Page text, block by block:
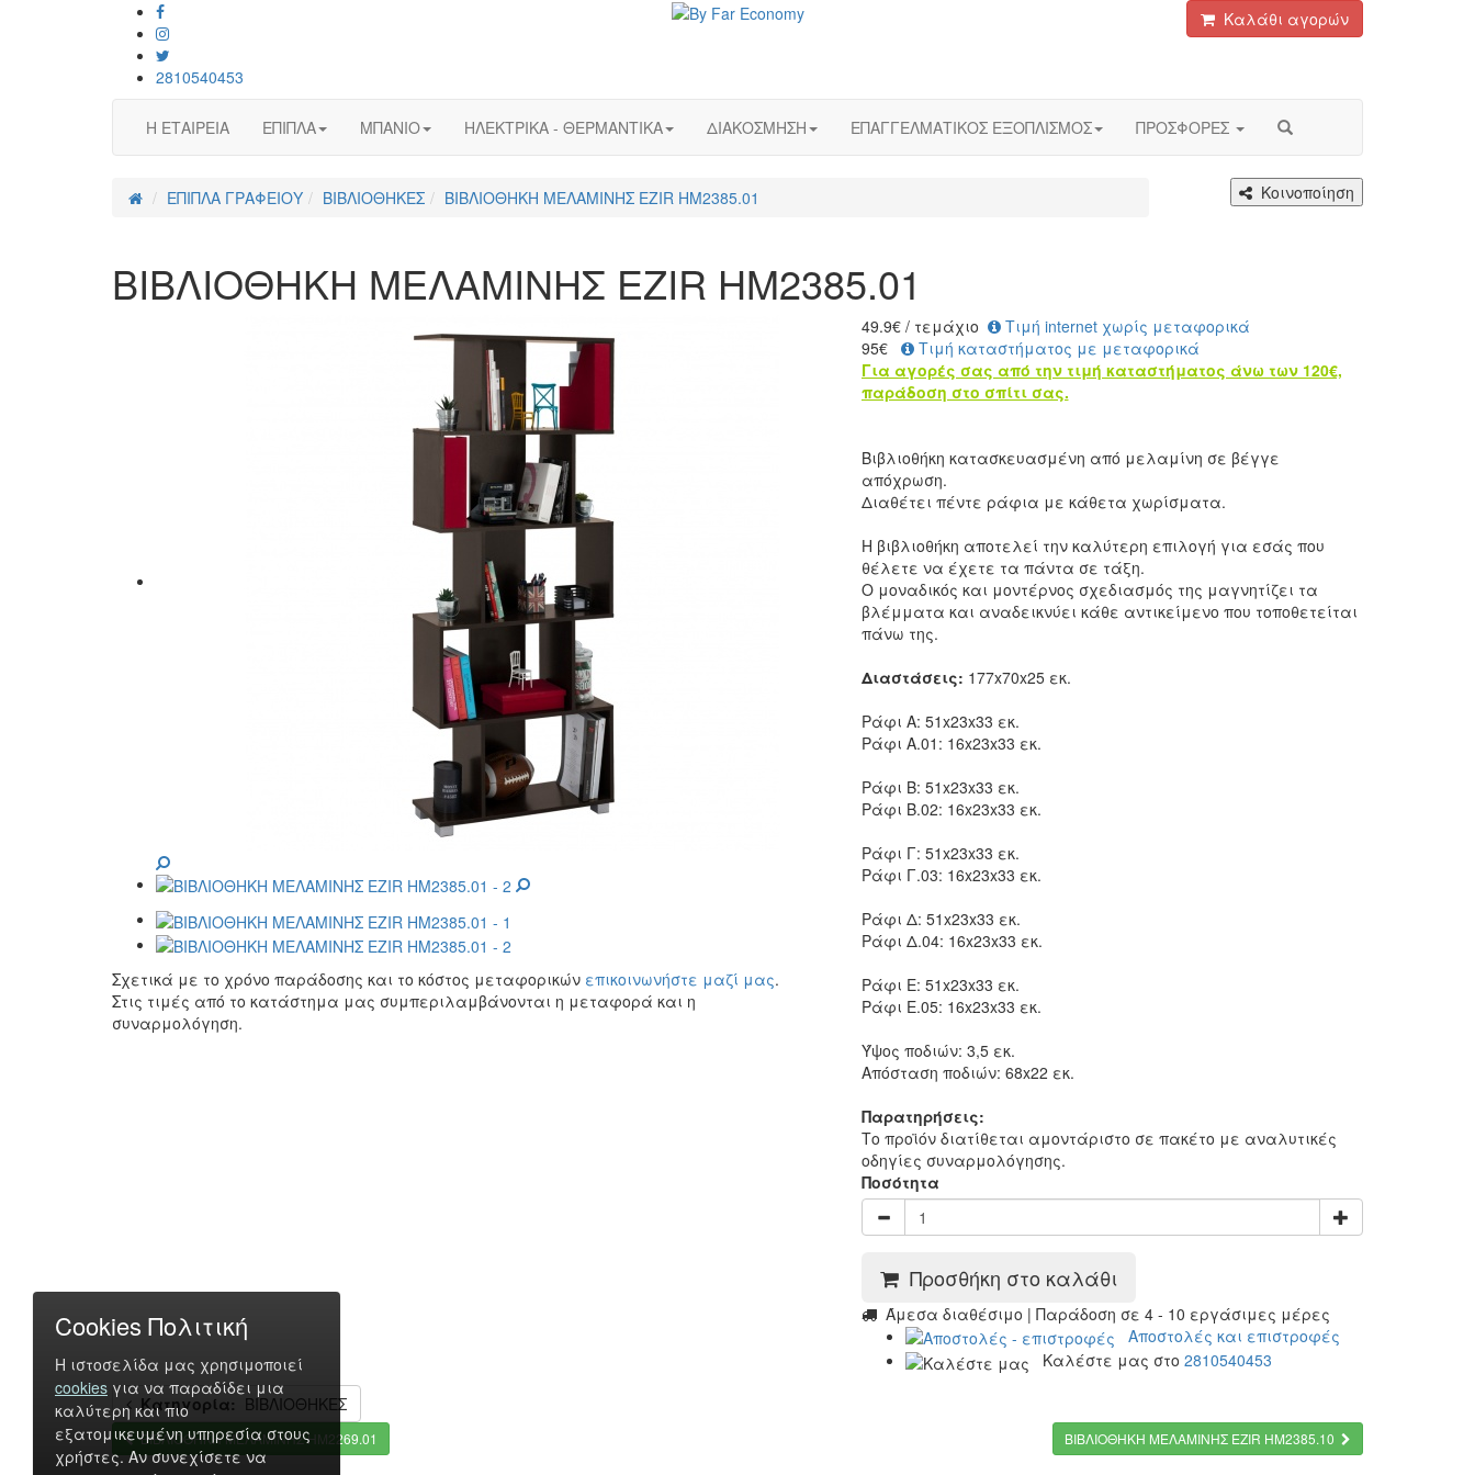
2810540453
Καλάθι αγορών
Η ΕΤΑΙΡΕΙΑ ΕΠΙΠΛΑ ΜΠΑΝΙΟ ΗΛΕΚΤΡΙΚΑ - ΘΕΡΜΑΝΤΙΚΑ ΔΙΑΚΟΣΜΗΣΗ ΕΠΑΓΓΕΛΜΑΤΙΚΟΣ ΕΞΟΠΛΙΣΜΟΣ ΠΡΟΣΦΟΡΕΣ
ΕΠΙΠΛΑ ΓΡΑΦΕΙΟΥ ΒΙΒΛΙΟΘΗΚΕΣ ΒΙΒΛΙΟΘΗΚΗ ΜΕΛΑΜΙΝΗΣ EZIR HM2385.01 Κοινοποίηση
ΒΙΒΛΙΟΘΗΚΗ ΜΕΛΑΜΙΝΗΣ EZIR HM2385.01
Σχετικά με το χρόνο παράδοσης και το κόστος μεταφορικών επικοινωνήστε μαζί μας.
Στις τιμές από το κατάστημα μας συμπεριλαμβάνονται η μεταφορά και η
συναρμολόγηση.
49.9€ / τεμάχιο
Τιμή internet χωρίς μεταφορικά
95€
Τιμή καταστήματος με μεταφορικά
Για αγορές σας από την τιμή καταστήματος άνω των 120€,
παράδοση στο σπίτι σας.
Βιβλιοθήκη κατασκευασμένη από μελαμίνη σε βέγγε
απόχρωση.
Διαθέτει πέντε ράφια με κάθετα χωρίσματα.
Η βιβλιοθήκη αποτελεί την καλύτερη επιλογή για εσάς που
θέλετε να έχετε τα πάντα σε τάξη.
Ο μοναδικός και μοντέρνος σχεδιασμός της μαγνητίζει τα
βλέμματα και αναδεικνύει κάθε αντικείμενο που τοποθετείται
πάνω της.
Διαστάσεις: 177x70x25 εκ.
Ράφι Α: 51x23x33 εκ.
Ράφι Α.01: 16x23x33 εκ.
Ράφι B: 51x23x33 εκ.
Ράφι B.02: 16x23x33 εκ.
Ράφι Γ: 51x23x33 εκ.
Ράφι Γ.03: 16x23x33 εκ.
Ράφι Δ: 51x23x33 εκ.
Ράφι Δ.04: 16x23x33 εκ.
Ράφι Ε: 51x23x33 εκ.
Ράφι Ε.05: 16x23x33 εκ.
Ύψος ποδιών: 3,5 εκ.
Απόσταση ποδιών: 68x22 εκ.
Παρατηρήσεις:
Το προϊόν διατίθεται αμοντάριστο σε πακέτο με αναλυτικές
οδηγίες συναρμολόγησης.
Ποσότητα
Προσθήκη στο καλάθι
Άμεσα διαθέσιμο | Παράδοση σε 4 - 10 εργάσιμες μέρες
Αποστολές και επιστροφές
Καλέστε μας στο 2810540453
Κατηγορία: ΒΙΒΛΙΟΘΗΚΕΣ
ΒΙΒΛΙΟΘΗΚΗ ΜΕΛΑΜΙΝΗΣ HM2269.01 ΒΙΒΛΙΟΘΗΚΗ ΜΕΛΑΜΙΝΗΣ EZIR HM2385.10
Cookies Πολιτική
Η ιστοσελίδα μας χρησιμοποιεί
cookies για να παραδίδει μια
καλύτερη και πιο
εξατομικευμένη υπηρεσία στους
χρήστες. Αν συνεχίσετε να